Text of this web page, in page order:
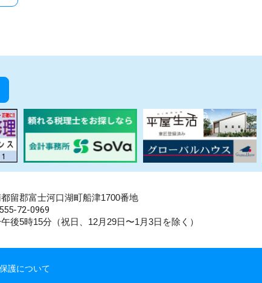
留郡富士河口湖町船津1700番地
72-0969
5時15分（祝日、12月29日〜1月3日を除く）
護について